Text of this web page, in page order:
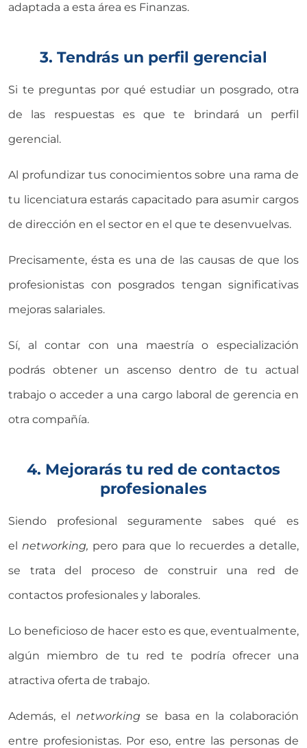
adaptada a esta área es Finanzas.
3. Tendrás un perfil gerencial
Si te preguntas por qué estudiar un posgrado, otra
de las respuestas es que te brindará un perfil
gerencial.
Al profundizar tus conocimientos sobre una rama de
tu licenciatura estarás capacitado para asumir cargos
de dirección en el sector en el que te desenvuelvas.
Precisamente, ésta es una de las causas de que los
profesionistas con posgrados tengan significativas
mejoras salariales.
Sí, al contar con una maestría o especialización
podrás obtener un ascenso dentro de tu actual
trabajo o acceder a una cargo laboral de gerencia en
otra compañía.
4. Mejorarás tu red de contactos
profesionales
Siendo profesional seguramente sabes qué es
el networking, pero para que lo recuerdes a detalle,
se trata del proceso de construir una red de
contactos profesionales y laborales.
Lo beneficioso de hacer esto es que, eventualmente,
algún miembro de tu red te podría ofrecer una
atractiva oferta de trabajo.
Además, el networking se basa en la colaboración
entre profesionistas. Por eso, entre las personas de